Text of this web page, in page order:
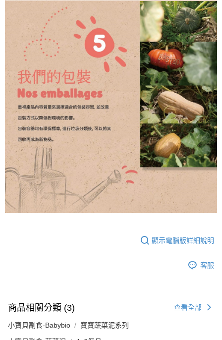
顯示電腦版詳細說明
客服
商品相關分類 (3) 查看全部
小寶貝副食-Babybio 寶寶蔬菜泥系列